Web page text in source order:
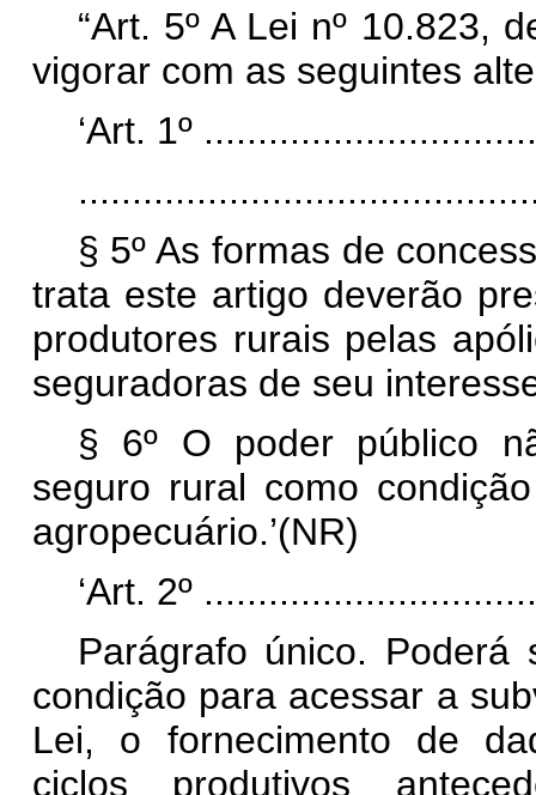
“Art. 5º A Lei nº 10.823,
vigorar com as seguintes
‘Art. 1º
§ 5º As formas de
trata este artigo deverão
produtores rurais pelas
seguradoras de seu
§ 6º O poder público
seguro rural como
agropecuário.’(NR)
‘Art. 2º
Parágrafo único.
condição para acessar a
Lei, o fornecimento de
ciclos produtivos